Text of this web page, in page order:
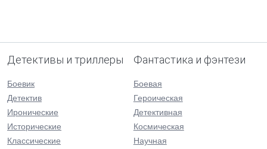
Детективы и триллеры
Боевик
Детектив
Иронические
Исторические
Классические
Фантастика и фэнтези
Боевая
Героическая
Детективная
Космическая
Научная